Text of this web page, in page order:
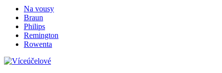
Na vousy
Braun
Philips
Remington
Rowenta